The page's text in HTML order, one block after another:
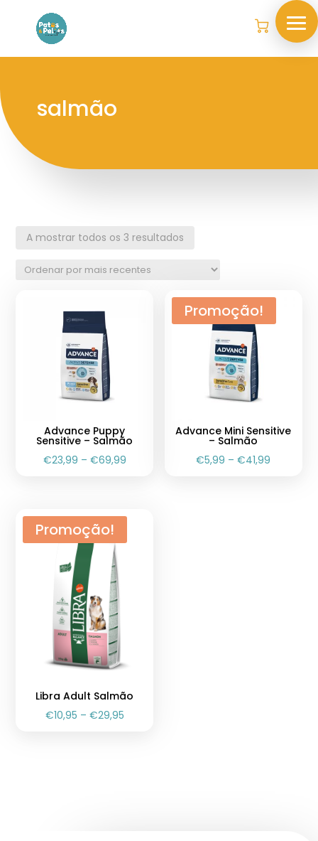
salmão
A mostrar todos os 3 resultados
Advance Puppy
Sensitive – Salmão
€23,99 – €69,99
Promoção!
Advance Mini Sensitive
– Salmão
€5,99 –€41,99
Promoção!
Libra Adult Salmão
€10,95 – €29,95